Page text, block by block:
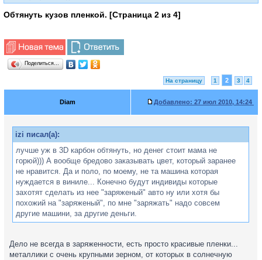
Обтянуть кузов пленкой. [Страница 2 из 4]
Поделиться…
На страницу 1 2 3 4
Diam Добавлено: 27 июл 2010, 14:24
izi писал(а):
лучше уж в 3D карбон обтянуть, но денег стоит мама не
горюй))) А вообще бредово заказывать цвет, который заранее
не нравится. Да и поло, по моему, не та машина которая
нуждается в виниле... Конечно будут индивиды которые
захотят сделать из нее "заряженый" авто ну или хотя бы
похожий на "заряженый", по мне "заряжать" надо совсем
другие машини, за другие деньги.
Дело не всегда в заряженности, есть просто красивые пленки...
металлики с очень крупными зерном, от которых в солнечную